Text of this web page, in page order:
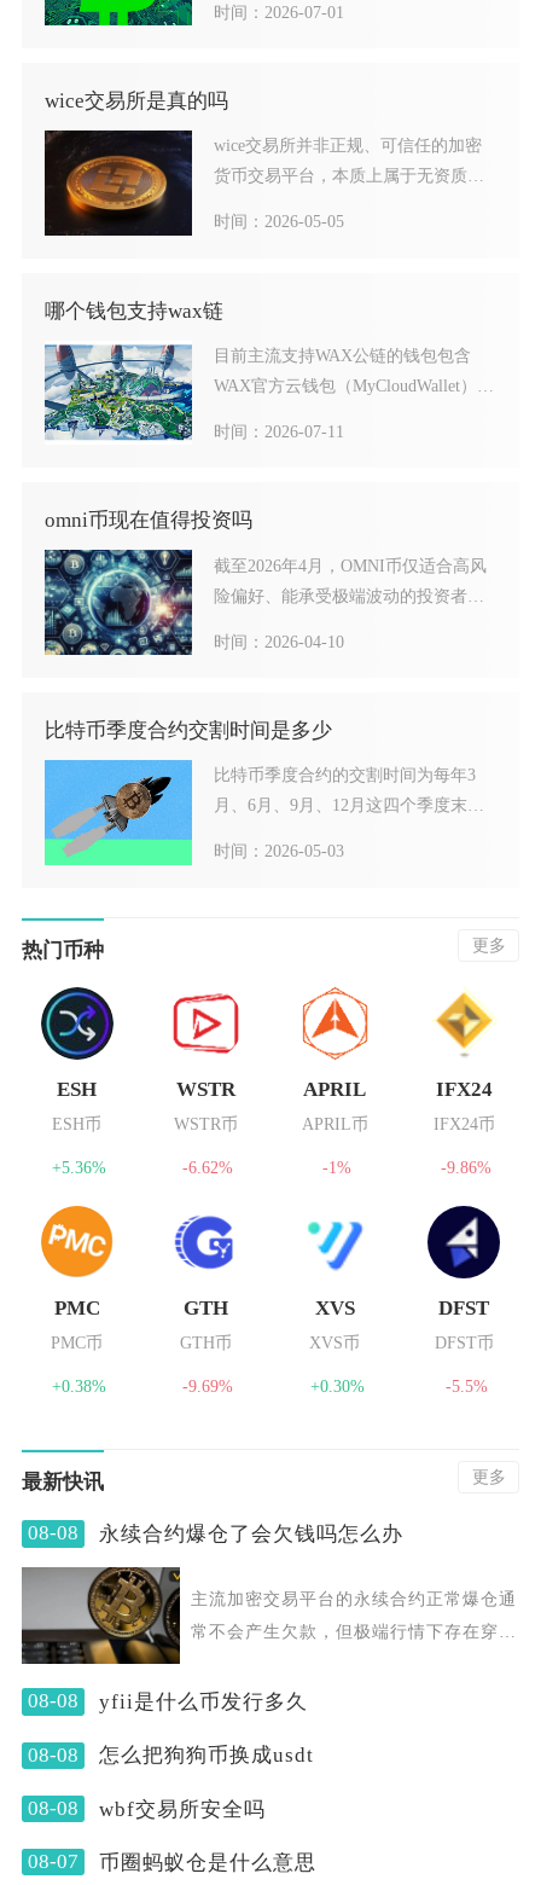
时间：2026-07-01
wice交易所是真的吗
wice交易所并非正规、可信任的加密
货币交易平台，本质上属于无资质、
时间：2026-05-05
哪个钱包支持wax链
目前主流支持WAX公链的钱包包含
WAX官方云钱包（MyCloudWallet）、
时间：2026-07-11
omni币现在值得投资吗
截至2026年4月，OMNI币仅适合高风
险偏好、能承受极端波动的投资者做
时间：2026-04-10
比特币季度合约交割时间是多少
比特币季度合约的交割时间为每年3
月、6月、9月、12月这四个季度末月
时间：2026-05-03
热门币种 更多
ESH
ESH币
+5.36%
WSTR
WSTR币
-6.62%
APRIL
APRIL币
-1%
IFX24
IFX24币
-9.86%
PMC
PMC币
+0.38%
GTH
GTH币
-9.69%
XVS
XVS币
+0.30%
DFST
DFST币
-5.5%
最新快讯 更多
08-08 永续合约爆仓了会欠钱吗怎么办
主流加密交易平台的永续合约正常爆仓通
常不会产生欠款，但极端行情下存在穿仓
08-08 yfii是什么币发行多久
08-08 怎么把狗狗币换成usdt
08-08 wbf交易所安全吗
08-07 币圈蚂蚁仓是什么意思